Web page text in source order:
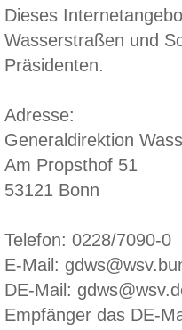
Dieses
Wasserstraßen und
Präsidenten.
Adresse:
Generaldirektion
Am Propsthof 51
53121 Bonn
Telefon: 0228/7090-0
E-Mail:
DE-Mail:
Empfänger das DE-